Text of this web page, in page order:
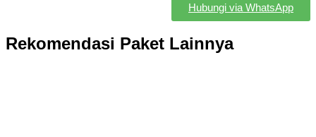
Hubungi via WhatsApp
Rekomendasi Paket Lainnya